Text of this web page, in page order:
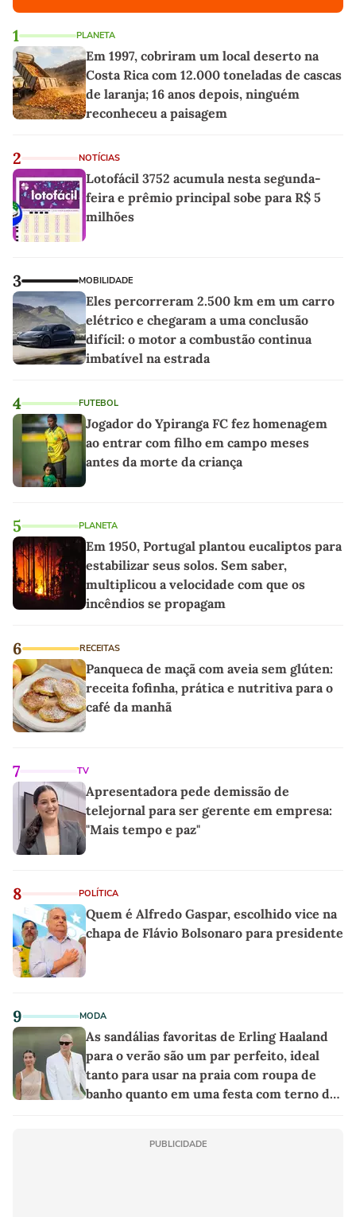
1 PLANETA
Em 1997, cobriram um local deserto na
Costa Rica com 12.000 toneladas de cascas
de laranja; 16 anos depois, ninguém
reconheceu a paisagem
2 NOTÍCIAS
Lotofácil 3752 acumula nesta segunda-
feira e prêmio principal sobe para R$ 5
milhões
3 MOBILIDADE
Eles percorreram 2.500 km em um carro
elétrico e chegaram a uma conclusão
difícil: o motor a combustão continua
imbatível na estrada
4 FUTEBOL
Jogador do Ypiranga FC fez homenagem
ao entrar com filho em campo meses
antes da morte da criança
5 PLANETA
Em 1950, Portugal plantou eucaliptos para
estabilizar seus solos. Sem saber,
multiplicou a velocidade com que os
incêndios se propagam
6 RECEITAS
Panqueca de maçã com aveia sem glúten:
receita fofinha, prática e nutritiva para o
café da manhã
7 TV
Apresentadora pede demissão de
telejornal para ser gerente em empresa:
"Mais tempo e paz"
8 POLÍTICA
Quem é Alfredo Gaspar, escolhido vice na
chapa de Flávio Bolsonaro para presidente
9 MODA
As sandálias favoritas de Erling Haaland
para o verão são um par perfeito, ideal
tanto para usar na praia com roupa de
banho quanto em uma festa com terno de
PUBLICIDADE